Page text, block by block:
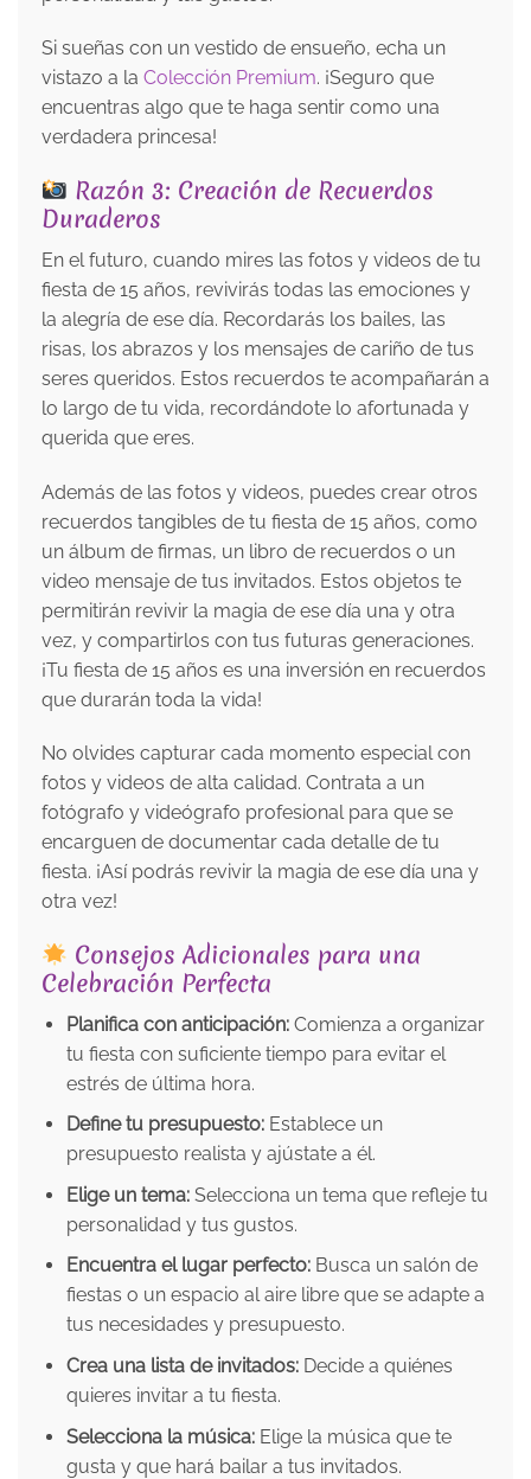
Si sueñas con un vestido de ensueño, echa un
vistazo a la Colección Premium. ¡Seguro que
encuentras algo que te haga sentir como una
verdadera princesa!
Razón 3: Creación de Recuerdos
Duraderos
En el futuro, cuando mires las fotos y videos de tu
fiesta de 15 años, revivirás todas las emociones y
la alegría de ese día. Recordarás los bailes, las
risas, los abrazos y los mensajes de cariño de tus
seres queridos. Estos recuerdos te acompañarán a
lo largo de tu vida, recordándote lo afortunada y
querida que eres.
Además de las fotos y videos, puedes crear otros
recuerdos tangibles de tu fiesta de 15 años, como
un álbum de firmas, un libro de recuerdos o un
video mensaje de tus invitados. Estos objetos te
permitirán revivir la magia de ese día una y otra
vez, y compartirlos con tus futuras generaciones.
¡Tu fiesta de 15 años es una inversión en recuerdos
que durarán toda la vida!
No olvides capturar cada momento especial con
fotos y videos de alta calidad. Contrata a un
fotógrafo y videógrafo profesional para que se
encarguen de documentar cada detalle de tu
fiesta. ¡Así podrás revivir la magia de ese día una y
otra vez!
Consejos Adicionales para una
Celebración Perfecta
Planifica con anticipación:Comienza a organizar
tu fiesta con suficiente tiempo para evitar el
estrés de última hora.
Define tu presupuesto:Establece un
presupuesto realista y ajústate a él.
Elige un tema:Selecciona un tema que refleje tu
personalidad y tus gustos.
Encuentra el lugar perfecto:Busca un salón de
fiestas o un espacio al aire libre que se adapte a
tus necesidades y presupuesto.
Crea una lista de invitados:Decide a quiénes
quieres invitar a tu fiesta.
Selecciona la música:Elige la música que te
gusta y que hará bailar a tus invitados.